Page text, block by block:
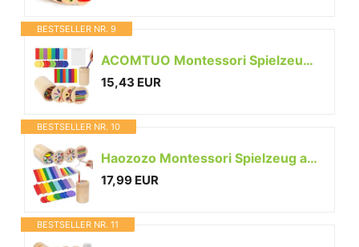
BESTSELLER NR. 9
ACOMTUO Montessori Spielzeug ab 1 2 3 Jahre, 3-in-1 Holzspielzeug, Steckspiel Holz, Sortierformen in Farben, Lernspielzeug für Kleinkinder Jungen und Mädchen
15,43 EUR
BESTSELLER NR. 10
Haozozo Montessori Spielzeug ab 1 Jahr, 4-in-1 Montessori Spielzeug ab 1 2 3 Jahre Holz Spielzeug 1 2 3 Jahre, Sensorik Spielzeug Baby Kleinkind Spielzeug Motorikspielzeug ab 1 Jahr
17,99 EUR
BESTSELLER NR. 11